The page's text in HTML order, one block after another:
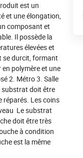
est un
et une élongation,
composant et
Il possède la
élevées et
se durcit, formant
polymère et une
2. Métro 3. Salle
substrat doit être
réparés. Les coins
Le substrat
doit être très
à condition
est la même